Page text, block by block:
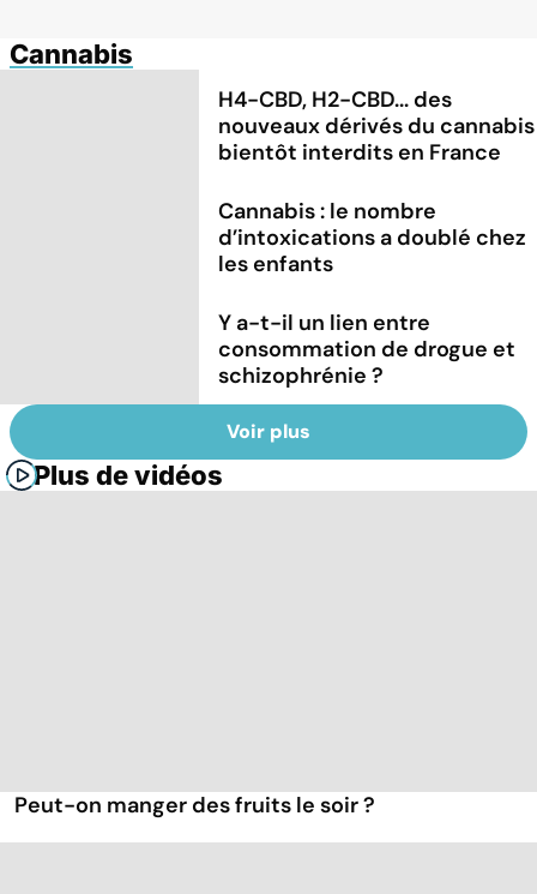
Cannabis
H4-CBD, H2-CBD... des
nouveaux dérivés du cannabis
bientôt interdits en France
Cannabis : le nombre
d’intoxications a doublé chez
les enfants
Y a-t-il un lien entre
consommation de drogue et
schizophrénie ?
Voir plus
Plus de vidéos
Peut-on manger des fruits le soir ?